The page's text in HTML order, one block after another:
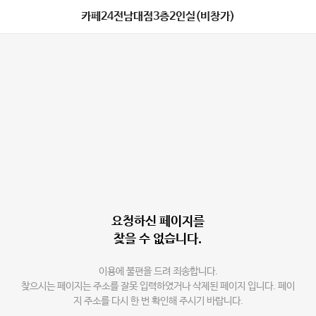
카페24전남대점3층2인실(비창가)
요청하신 페이지를
찾을 수 없습니다.
이용에 불편을 드려 죄송합니다.
찾으시는 페이지는 주소를 잘못 입력하였거나 삭제된 페이지 입니다. 페이
지 주소를 다시 한 번 확인해 주시기 바랍니다.